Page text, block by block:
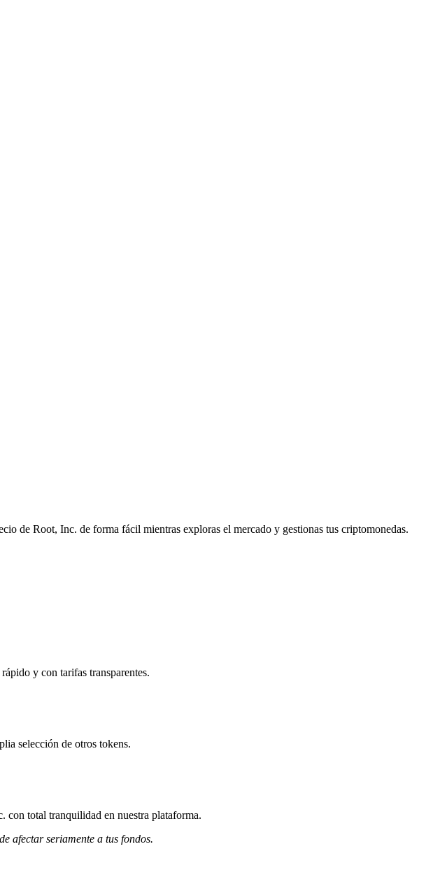
de Root, Inc. de forma fácil mientras exploras el mercado y gestionas tus criptomonedas.
y con tarifas transparentes.
selección de otros tokens.
con total tranquilidad en nuestra plataforma.
afectar seriamente a tus fondos.